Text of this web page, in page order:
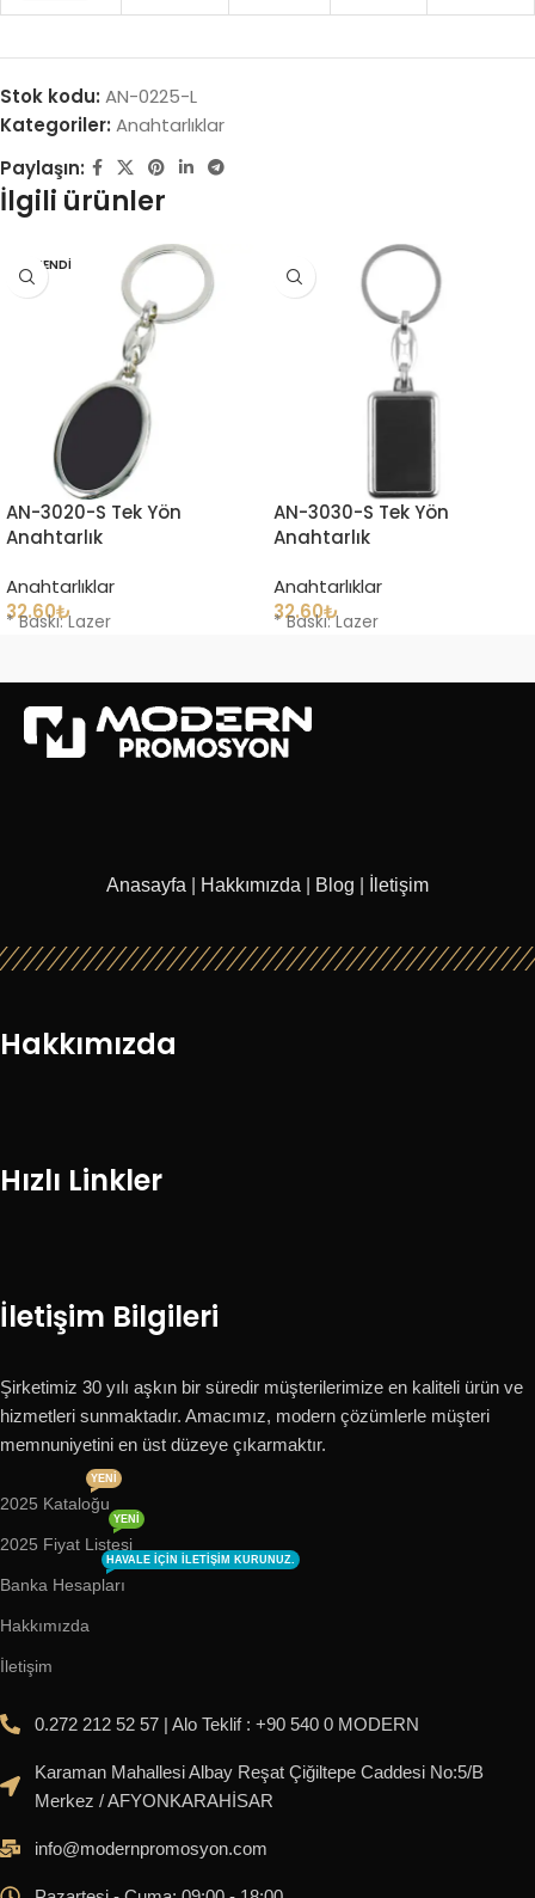
Stok kodu: AN-0225-L
Kategoriler: Anahtarlıklar
Paylaşın:
İlgili ürünler
TÜKENDI
AN-3020-S Tek Yön
Anahtarlık
Anahtarlıklar
32.60₺
* Baskı: Lazer
AN-3030-S Tek Yön
Anahtarlık
Anahtarlıklar
32.60₺
* Baskı: Lazer
Anasayfa Hakkımızda Blog İletişim
Hakkımızda
Hızlı Linkler
İletişim Bilgileri
Şirketimiz 30 yılı aşkın bir süredir müşterilerimize en kaliteli ürün ve
hizmetleri sunmaktadır. Amacımız, modern çözümlerle müşteri
memnuniyetini en üst düzeye çıkarmaktır.
2025 Kataloğu
YENI
2025 Fiyat Listesi
YENI
Banka Hesapları
HAVALE IÇIN ILETIŞIM KURUNUZ.
Hakkımızda
İletişim
0.272 212 52 57 | Alo Teklif : +90 540 0 MODERN
Karaman Mahallesi Albay Reşat Çiğiltepe Caddesi No:5/B
Merkez / AFYONKARAHİSAR
info@modernpromosyon.com